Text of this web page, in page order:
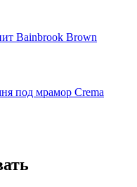
Bainbrook Brown
под мрамор Crema